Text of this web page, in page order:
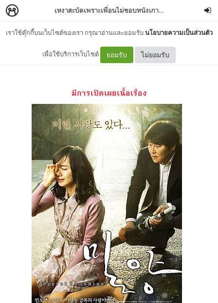
เราใช้คุ๊กกี้บนเว็บไซต์ของเรา กรุณาอ่านและยอมรับนโยบายความเป็นส่วนตัว
เพื่อใช้บริการเว็บไซต์ ยอมรับ ไม่ยอมรับ
เหงาสะบัดเพราะเพื่อนไม่ชอบหนังเกาหลี ilysmindori
Secret Sunshine(밀양)
มีการเปิดเผยเนื้อเรื่อง